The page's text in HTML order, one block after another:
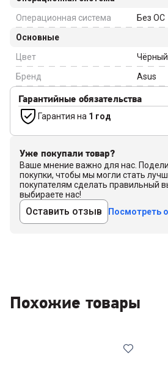
Операционная система
Без ОС
Основные
Цвет
Чёрный
Бренд
Asus
Гарантийные обязательства
Гарантия на 1 год
Уже покупали товар?
Ваше мнение важно для нас.
покупки, чтобы мы могли стать
покупателям сделать правильный
выбираете нас!
Оставить отзыв Посмотреть
Похожие товары